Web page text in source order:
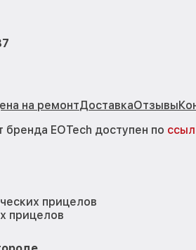
на ремонтДоставкаОтзывы
EOTech доступен по
прицелов
прицелов